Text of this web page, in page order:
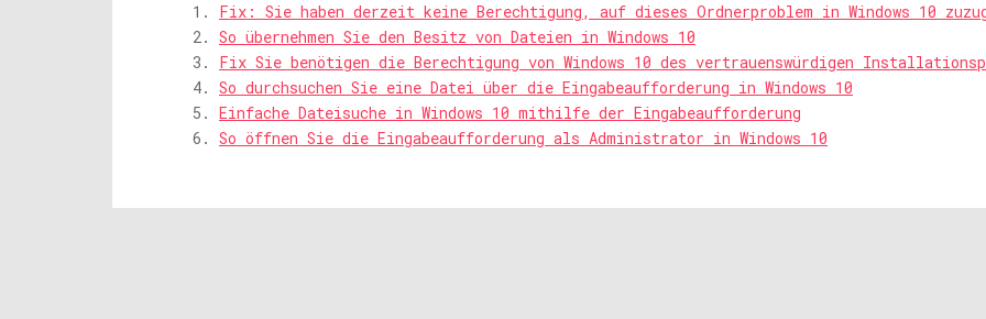
Fix: Sie haben derzeit keine Berechtigung, auf dieses Ordnerproblem in Windows 10
So übernehmen Sie den Besitz von Dateien in Windows 10
Fix Sie benötigen die Berechtigung von Windows 10 des vertrauenswürdigen
So durchsuchen Sie eine Datei über die Eingabeaufforderung in Windows 10
Einfache Dateisuche in Windows 10 mithilfe der Eingabeaufforderung
So öffnen Sie die Eingabeaufforderung als Administrator in Windows 10